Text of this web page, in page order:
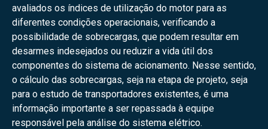
avaliados os índices de utilização do motor para as
diferentes condições operacionais, verificando a
possibilidade de sobrecargas, que podem resultar em
desarmes indesejados ou reduzir a vida útil dos
componentes do sistema de acionamento. Nesse sentido,
o cálculo das sobrecargas, seja na etapa de projeto, seja
para o estudo de transportadores existentes, é uma
informação importante a ser repassada à equipe
responsável pela análise do sistema elétrico.